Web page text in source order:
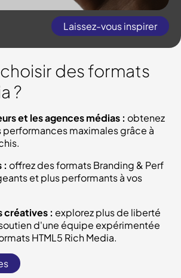
Laissez-vous inspirer
des formats
?
et les agences médias : obtenez
maximales grâce à
: offrez des formats Branding & Perf
et plus performants à vos
créatives : explorez plus de liberté
d'une équipe expérimentée
HTML5 Rich Media.